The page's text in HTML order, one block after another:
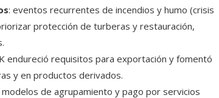
: eventos recurrentes de incendios y humo (crisis
protección de turberas y restauración,
endureció requisitos para exportación y fomentó
y en productos derivados.
modelos de agrupamiento y pago por servicios